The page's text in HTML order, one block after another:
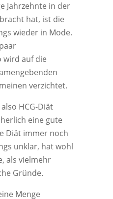
Jahrzehnte in der
hat, ist die
wieder in Mode.
wird auf die
verzichtet.
HCG-Diät
eine gute
Diät immer noch
unklar, hat wohl
als vielmehr
Gründe.
Menge